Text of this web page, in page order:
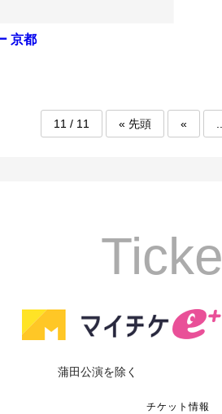
京都
11 / 11 « 先頭 «
蒲田公演を除く
チケット情報